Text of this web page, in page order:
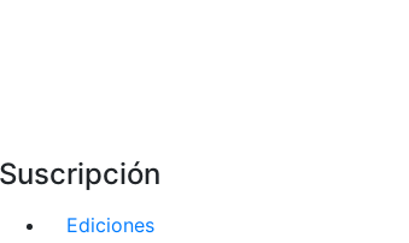
Suscripción
Ediciones